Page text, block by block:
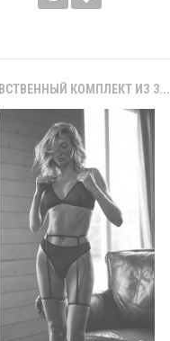
КОМПЛЕКТ ИЗ 3...